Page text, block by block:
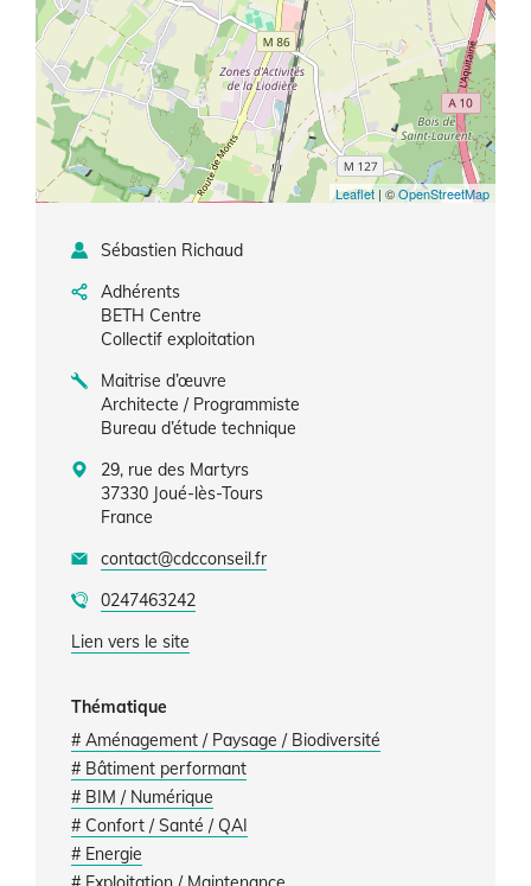
Leaflet | ©OpenStreetMap
Sébastien Richaud
Adhérents
BETH Centre
Collectif exploitation
Maitrise d’œuvre
Architecte / Programmiste
Bureau d’étude technique
29, rue des Martyrs
37330 Joué-lès-Tours
France
contact@cdcconseil.fr
0247463242
Lien vers le site
Thématique
# Aménagement / Paysage / Biodiversité
# Bâtiment performant
# BIM / Numérique
# Confort / Santé / QAI
# Energie